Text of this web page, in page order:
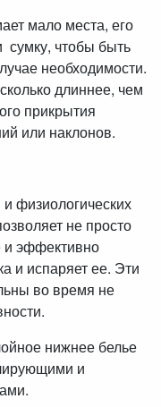
мало места, его
сумку, чтобы быть
необходимости.
длиннее, чем
прикрытия
или наклонов.
физиологических
не просто
и эффективно
и испаряет ее. Эти
во время не
нижнее белье
и